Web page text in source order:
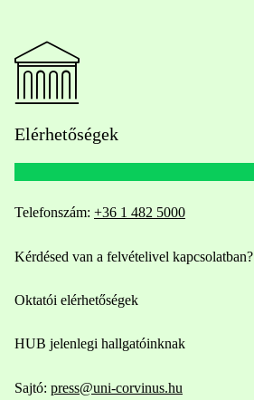
Elérhetőségek
Telefonszám: +36 1 482 5000
Kérdésed van a felvételivel kapcsolatban?
Oktatói elérhetőségek
HUB jelenlegi hallgatóinknak
Sajtó: press@uni-corvinus.hu